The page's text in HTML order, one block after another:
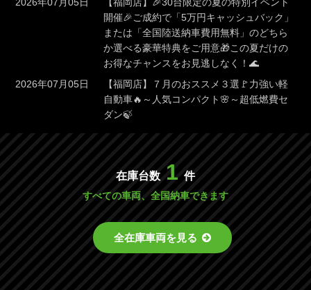
開催🎉ご成約で「5万円キャッシュバック」
または「全国陸送納車費用無料」のどちら
か選べる豪華特典をご用意🎁この夏だけの
お得なチャンスをお見逃しなく！🌊
2026年07月05日
【福岡店】７月のおススメ３選🚩力強い軽
自動車🔥～人気コンパクト🌸～超低燃費セ
ダン🍃
在庫台数 1 件
すべての車両、全国納車できます
全在庫車両を見る